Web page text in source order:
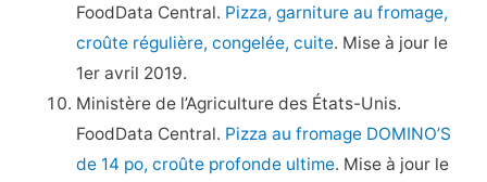
FoodData Central. Pizza, garniture au fromage,
croûte régulière, congelée, cuite. Mise à jour le
1er avril 2019.
Ministère de l’Agriculture des États-Unis.
FoodData Central. Pizza au fromage DOMINO’S
de 14 po, croûte profonde ultime. Mise à jour le